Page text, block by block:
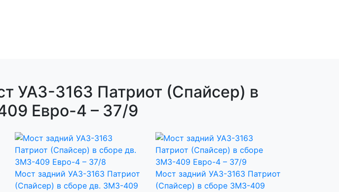
УАЗ-3163 Патриот (Спайсер) в
Евро-4 – 37/9
Мост задний УАЗ-3163 Патриот
(Спайсер) в сборе дв. ЗМЗ-409
Мост задний УАЗ-3163 Патриот
(Спайсер) в сборе ЗМЗ-409